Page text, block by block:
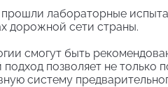
лабораторные
дорожной сети страны.
смогут быть
позволяет не только
систему